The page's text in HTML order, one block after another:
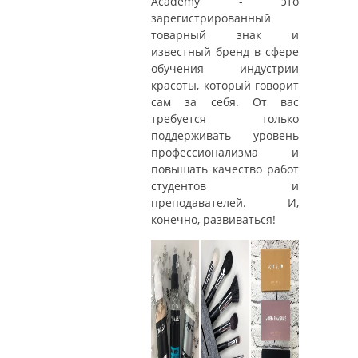
зарегистрированный
товарный знак и
известный бренд в сфере
обучения индустрии
красоты, который говорит
сам за себя. От вас
требуется только
поддерживать уровень
профессионализма и
повышать качество работ
студентов и
преподавателей. И,
конечно, развиваться!